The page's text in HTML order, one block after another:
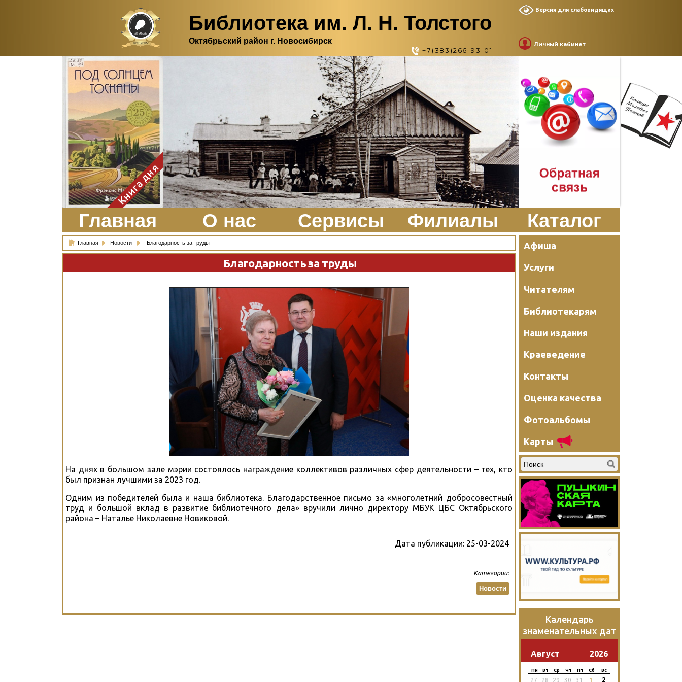
Библиотека им. Л. Н. Толстого
Октябрьский район г. Новосибирск
+7(383)266-93-01
Версия для слабовидящих
Личный кабинет
Здесь, в своем
итальянском доме, я вновь
испытала первичную
радость единения с
природой. Дом открыт
для бабочек, стрекоз, пчёл
или всех, кто пожелает
влететь в одно окно и
вылететь из другого. Едим
мы почти всегда во
дворе. Во мне настолько
возродился здравый
смысл моей матери -
умение наслаждаться
настоящим и не спешить, -
что даже нашлось время
отполировать до блеска
оконное стекло.
ЗаказатьКнига дня
Главная О нас Сервисы Филиалы Каталог
Главная Новости Благодарность за труды
Благодарность за труды
На днях в большом зале мэрии состоялось награждение коллективов различных сфер деятельности – тех, кто
был признан лучшими за 2023 год.
Одним из победителей была и наша библиотека. Благодарственное письмо за «многолетний добросовестный
труд и большой вклад в развитие библиотечного дела» вручили лично директору МБУК ЦБС Октябрьского
района – Наталье Николаевне Новиковой.
Дата публикации: 25-03-2024
Категории:
Новости
Афиша
Услуги
Читателям
Библиотекарям
Наши издания
Краеведение
Контакты
Оценка качества
Фотоальбомы
Карты
Календарь
знаменательных дат
Август 2026
Пн Вт Ср Чт Пт Сб Вс
27 28 29 30 31 1 2